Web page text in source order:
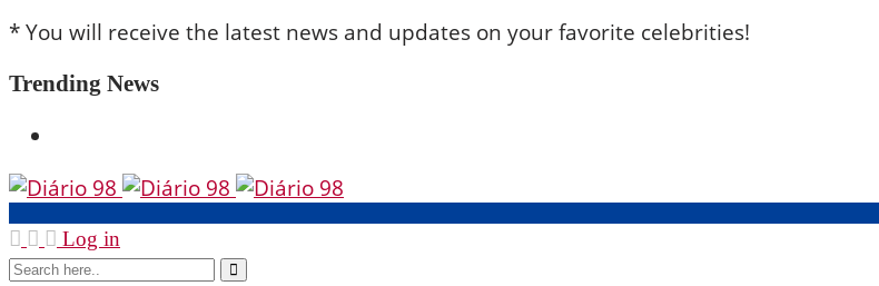
* You will receive the latest news and updates on your favorite celebrities!
Trending News
Log in